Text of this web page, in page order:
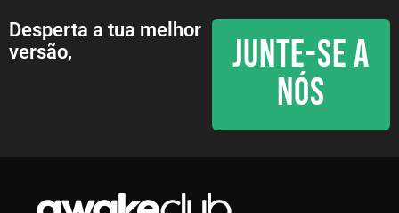
Desperta a tua melhor
versão,
JUNTE-SE A
NÓS